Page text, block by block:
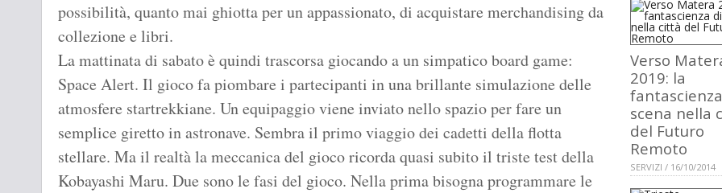
possibilità, quanto mai ghiotta per un appassionato, di acquistare merchandising da
collezione e libri.
La mattinata di sabato è quindi trascorsa giocando a un simpatico board game:
Space Alert. Il gioco fa piombare i partecipanti in una brillante simulazione delle
atmosfere startrekkiane. Un equipaggio viene inviato nello spazio per fare un
semplice giretto in astronave. Sembra il primo viaggio dei cadetti della flotta
stellare. Ma il realtà la meccanica del gioco ricorda quasi subito il triste test della
Kobayashi Maru. Due sono le fasi del gioco. Nella prima bisogna programmare le
Verso
2019: la
scena nella
del Futuro
Remoto
SERVIZI / 16/10/2014